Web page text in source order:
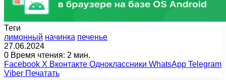
Теги
лимонный начинка печенье
27.06.2024
0 Время чтения: 2 мин.
Facebook X Вконтакте Одноклассники WhatsApp Telegram
Viber Печатать